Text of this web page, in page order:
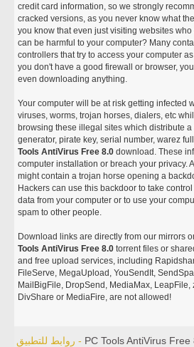
credit card information, so we strongly
cracked versions, as you never know what
you know that even just visiting websites
can be harmful to your computer? Many
controllers that try to access your computer
you don't have a good firewall or browser,
even downloading anything.
Your computer will be at risk getting infected
viruses, worms, trojan horses, dialers, etc
browsing these illegal sites which distribute
generator, pirate key, serial number, warez
Tools AntiVirus Free 8.0 download. These
computer installation or breach your privacy.
might contain a trojan horse opening a
Hackers can use this backdoor to take
data from your computer or to use your
spam to other people.
Download links are directly from our mirrors
Tools AntiVirus Free 8.0 torrent files or
and free upload services, including
FileServe, MegaUpload, YouSendIt,
MailBigFile, DropSend, MediaMax, LeapFile,
DivShare or MediaFire, are not allowed!
روابط للتطبيق - PC Tools AntiVirus Free